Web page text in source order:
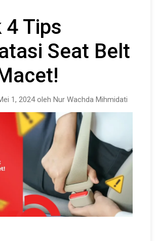
4 Tips
Seat Belt
1, 2024 oleh Nur Wachda Mihmidati